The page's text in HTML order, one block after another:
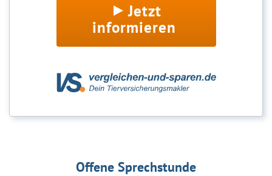
Jetzt
informieren
Offene Sprechstunde